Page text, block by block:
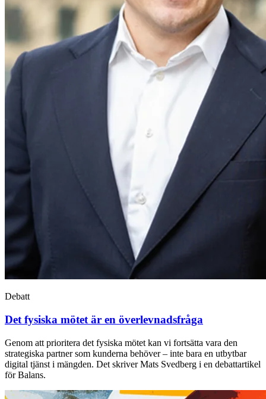
Debatt
Det fysiska mötet är en överlevnadsfråga
Genom att prioritera det fysiska mötet kan vi fortsätta vara den
strategiska partner som kunderna behöver – inte bara en utbytbar
digital tjänst i mängden. Det skriver Mats Svedberg i en debattartikel
för Balans.